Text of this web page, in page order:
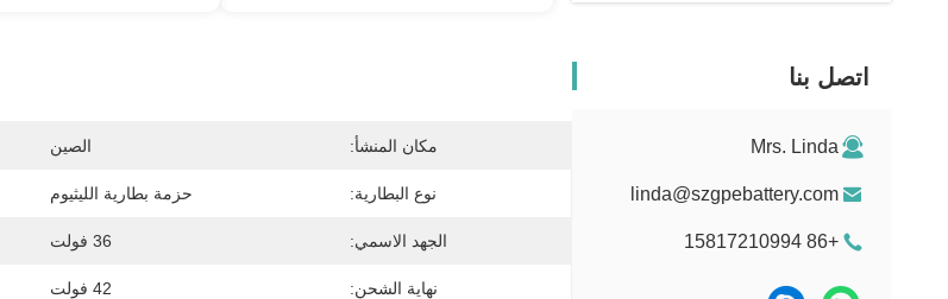
اتصل بنا
Mrs. Linda
linda@szgpebattery.com
+86 15817210994
مكان المنشأ: الصين
نوع البطارية: حزمة بطارية الليثيوم
الجهد الاسمي: 36 فولت
نهاية الشحن: 42 فولت